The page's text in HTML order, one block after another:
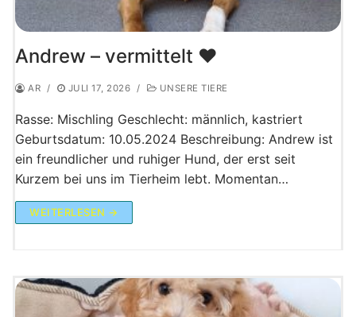
Andrew – vermittelt ♥️
AR / JULI 17, 2026 / UNSERE TIERE
Rasse: Mischling Geschlecht: männlich, kastriert
Geburtsdatum: 10.05.2024 Beschreibung: Andrew ist
ein freundlicher und ruhiger Hund, der erst seit
Kurzem bei uns im Tierheim lebt. Momentan…
WEITERLESEN →